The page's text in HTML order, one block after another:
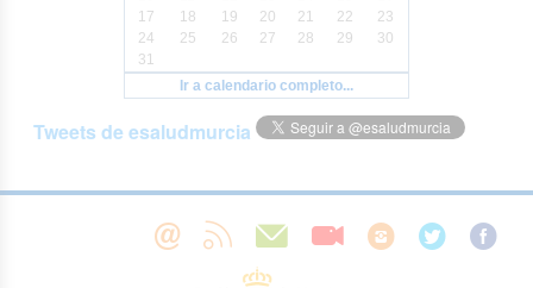
17
18 19 20 21 22
23
24
25 26 27 28 29
30
31
Ir a calendario completo...
Tweets de esaludmurcia